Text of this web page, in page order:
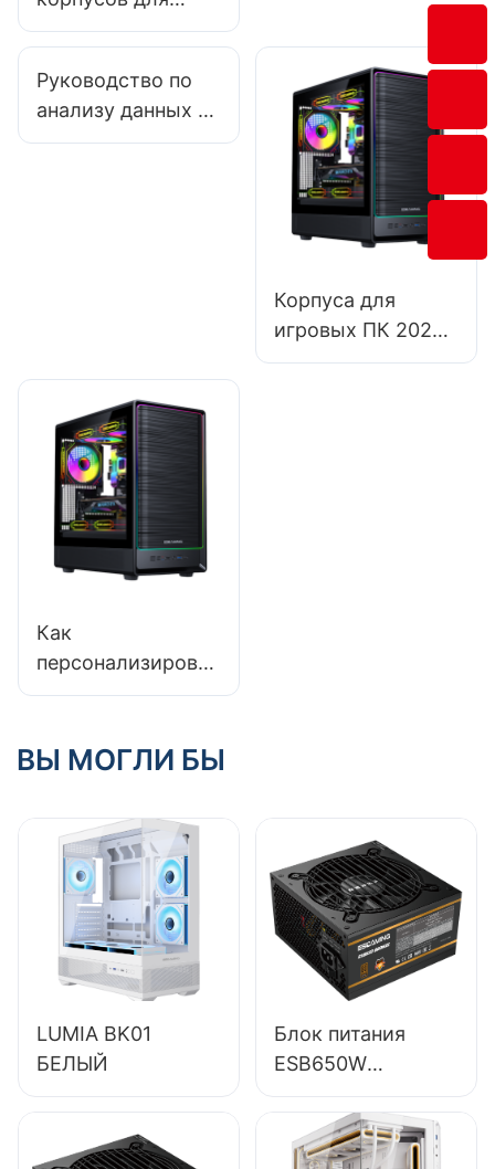
игровых ПК, с
сотрудничать
Руководство по
анализу данных о
продажах у
Корпуса для
игровых ПК 2025:
плюсы и минусы
Как
персонализироват
ь корпус игрового
штрих
ВЫ МОГЛИ БЫ
LUMIA BK01
БЕЛЫЙ
Блок питания
ESB650W
ESGAMING 650W
высокого
качества, КПД